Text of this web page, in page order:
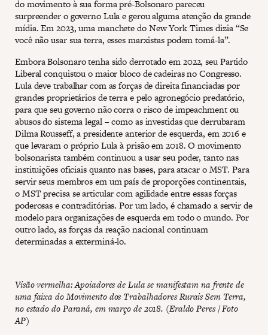
do movimento à sua forma pré-Bolsonaro pareceu
surpreender o governo Lula e gerou alguma atenção da grande
mídia. Em 2023, uma manchete do New York Times dizia “Se
você não usar sua terra, esses marxistas podem tomá-la”.
Embora Bolsonaro tenha sido derrotado em 2022, seu Partido
Liberal conquistou o maior bloco de cadeiras no Congresso.
Lula deve trabalhar com as forças de direita financiadas por
grandes proprietários de terra e pelo agronegócio predatório,
para que seu governo não corra o risco de impeachment ou
abusos do sistema legal – como as investidas que derrubaram
Dilma Rousseff, a presidente anterior de esquerda, em 2016 e
que levaram o próprio Lula à prisão em 2018. O movimento
bolsonarista também continuou a usar seu poder, tanto nas
instituições oficiais quanto nas bases, para atacar o MST. Para
servir seus membros em um país de proporções continentais,
o MST precisa se articular com agilidade entre essas forças
poderosas e contraditórias. Por um lado, é chamado a servir de
modelo para organizações de esquerda em todo o mundo. Por
outro lado, as forças da reação nacional continuam
determinadas a exterminá-lo.
Visão vermelha: Apoiadores de Lula se manifestam na frente de
uma faixa do Movimento dos Trabalhadores Rurais Sem Terra,
no estado do Paraná, em março de 2018. (Eraldo Peres / Foto
AP)